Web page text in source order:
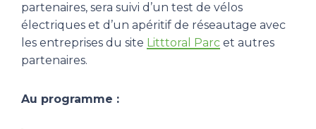
partenaires, sera suivi d’un test de vélos
électriques et d’un apéritif de réseautage avec
les entreprises du site Litttoral Parc et autres
partenaires.
Au programme :